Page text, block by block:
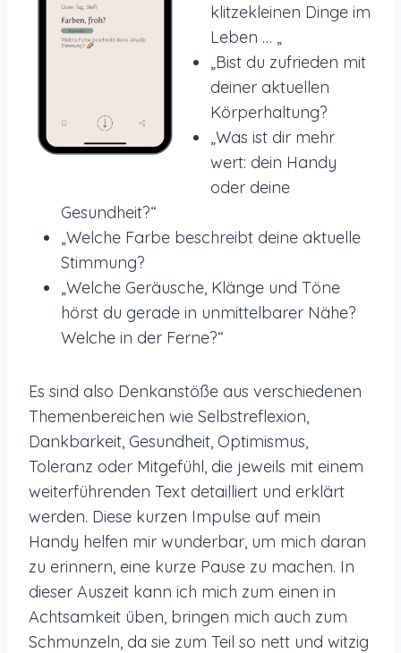
klitzekleinen Dinge im
Leben … „
„Bist du zufrieden mit
deiner aktuellen
Körperhaltung?
„Was ist dir mehr
wert: dein Handy
oder deine
Gesundheit?“
„Welche Farbe beschreibt deine aktuelle
Stimmung?
„Welche Geräusche, Klänge und Töne
hörst du gerade in unmittelbarer Nähe?
Welche in der Ferne?“
Es sind also Denkanstöße aus verschiedenen
Themenbereichen wie Selbstreflexion,
Dankbarkeit, Gesundheit, Optimismus,
Toleranz oder Mitgefühl, die jeweils mit einem
weiterführenden Text detailliert und erklärt
werden. Diese kurzen Impulse auf mein
Handy helfen mir wunderbar, um mich daran
zu erinnern, eine kurze Pause zu machen. In
dieser Auszeit kann ich mich zum einen in
Achtsamkeit üben, bringen mich auch zum
Schmunzeln, da sie zum Teil so nett und witzig